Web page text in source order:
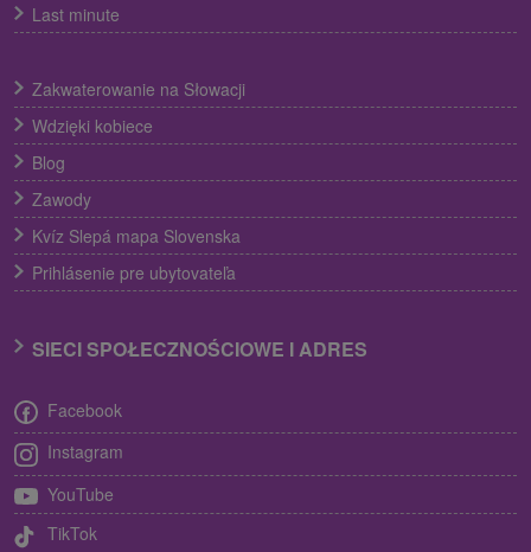
Last minute
Zakwaterowanie na Słowacji
Wdzięki kobiece
Blog
Zawody
Kvíz Slepá mapa Slovenska
Prihlásenie pre ubytovateľa
SIECI SPOŁECZNOŚCIOWE I ADRES
Facebook
Instagram
YouTube
TikTok